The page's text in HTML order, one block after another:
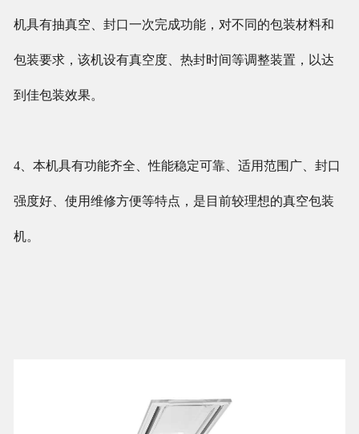
机具有抽真空、封口一次完成功能，对不同的包装材料和
包装要求，该机设有真空度、热封时间等调整装置，以达
到佳包装效果。
4、本机具有功能齐全、性能稳定可靠、适用范围广、封口
强度好、使用维修方便等特点，是目前较理想的真空包装
机。